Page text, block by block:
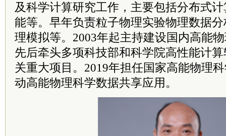
及科学计算研究工作，主要包括分布式
能等。早年负责粒子物理实验物理数据
理模拟等。2003年起主持建设国内高能
先后牵头多项科技部和科学院高性能计
关重大项目。2019年担任国家高能物理
动高能物理科学数据共享应用。